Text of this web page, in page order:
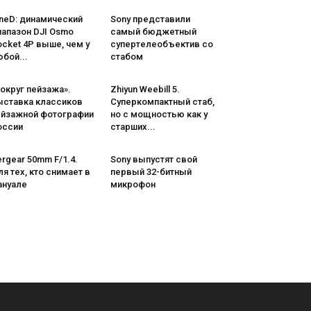
динамический
DJI Osmo
4P выше, чем у
Sony представили
самый бюджетный
супертелеобъектив со
стабом
пейзажа».
классиков
фотографии
Zhiyun Weebill 5.
Cуперкомпактный стаб,
но с мощностью как у
старших...
50mm F/1.4.
тех, кто снимает в
Sony выпустят свой
первый 32-битный
микрофон